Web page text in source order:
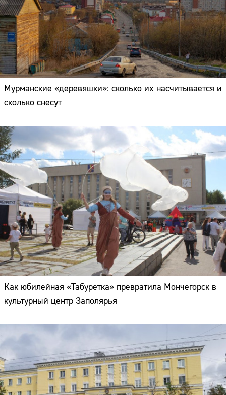
Мурманские «деревяшки»: сколько их насчитывается и
сколько снесут
Как юбилейная «Табуретка» превратила Мончегорск в
культурный центр Заполярья